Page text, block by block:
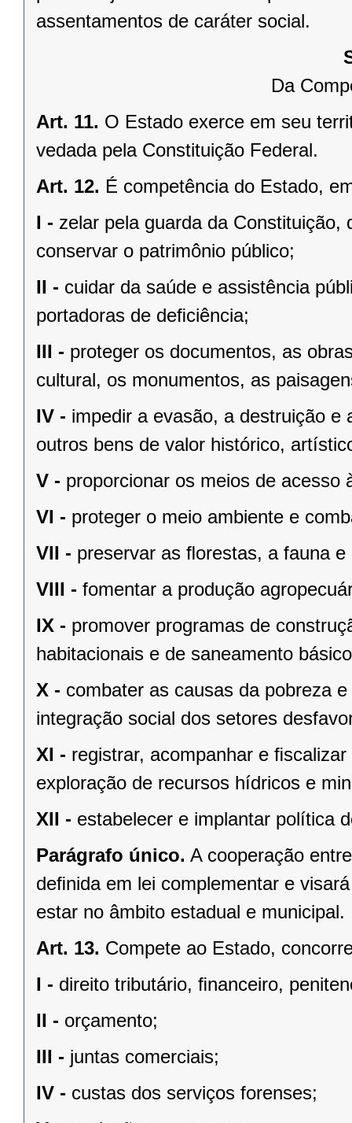
assentamentos de caráter social.
Da
Art. 11. O Estado exerce em seu
vedada pela Constituição Federal.
Art. 12. É competência do Estado,
I - zelar pela guarda da
conservar o patrimônio público;
II - cuidar da saúde e assistência
portadoras de deﬁciência;
III - proteger os documentos, as
cultural, os monumentos, as
IV - impedir a evasão, a destruição e
outros bens de valor histórico,
V - proporcionar os meios de acesso
VI - proteger o meio ambiente e
VII - preservar as ﬂorestas, a fauna e
VIII - fomentar a produção
IX - promover programas de
habitacionais e de saneamento
X - combater as causas da pobreza
integração social dos setores
XI - registrar, acompanhar e
exploração de recursos hídricos e
XII - estabelecer e implantar política
Parágrafo único. A cooperação
deﬁnida em lei complementar e
estar no âmbito estadual e municipal.
Art. 13. Compete ao Estado,
I - direito tributário, ﬁnanceiro,
II - orçamento;
III - juntas comerciais;
IV - custas dos serviços forenses;